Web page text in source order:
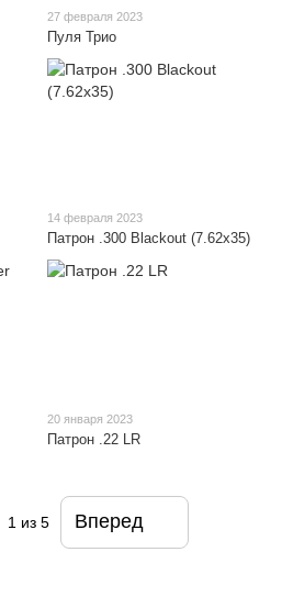
27 февраля 2023
Пуля Трио
14 февраля 2023
Патрон .300 Blackout (7.62x35)
20 января 2023
Патрон .22 LR
1 из 5 Вперед